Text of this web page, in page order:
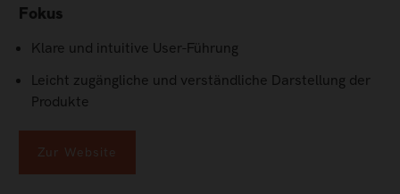
Fokus
Klare und intuitive User-Führung
Leicht zugängliche und verständliche Darstellung der
Produkte
Zur Website